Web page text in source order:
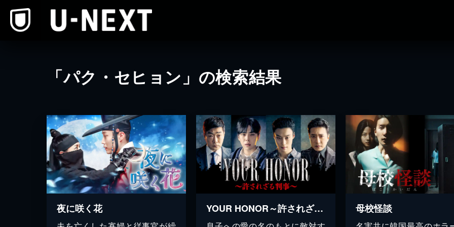
「パク・セヒョン」の検索結果
夜に咲く花 YOUR HONOR～許されざる判事～ 母校怪談